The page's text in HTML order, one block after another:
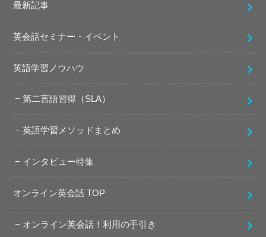
最新記事
英会話セミナー・イベント
英語学習ノウハウ
第二言語習得（SLA）
英語学習メソッドまとめ
インタビュー特集
オンライン英会話 TOP
オンライン英会話！利用の手引き